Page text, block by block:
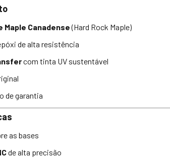
Maple Canadense(Hard Rock Maple)
de alta resistência
com tinta UV sustentável
de garantia
as bases
de alta precisão